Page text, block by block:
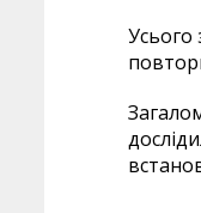
Усього